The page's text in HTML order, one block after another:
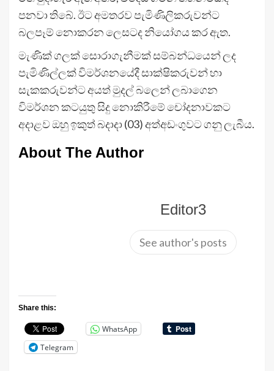
පනවා තිබේ. ඊට අමතරව පැමිණිලිකරුවන්ට
බලපෑම් නොකරන ලෙසටද නියෝගය කර ඇත.
මැණික් ගලක් සොරාගැනීමක් සම්බන්ධයෙන් ලද
පැමිණිල්ලක් විමර්ශනයේදී සාක්ෂිකරුවන් හා
සැකකරුවන්ට අයත් මුදල් බලෙන් ලබාගෙන
විමර්ශන කටයුතු සිදු නොකිරීමේ චෝදනාවකට
අදාළව ඔහු ඉකුත් බදාදා (03) අත්අඩංගුවට ගනු ලැබීය.
About The Author
Editor3
See author's posts
Share this:
WhatsApp
Telegram